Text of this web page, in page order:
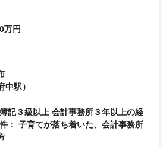
万円
中駅）
記３級以上 会計事務所３年以上の経